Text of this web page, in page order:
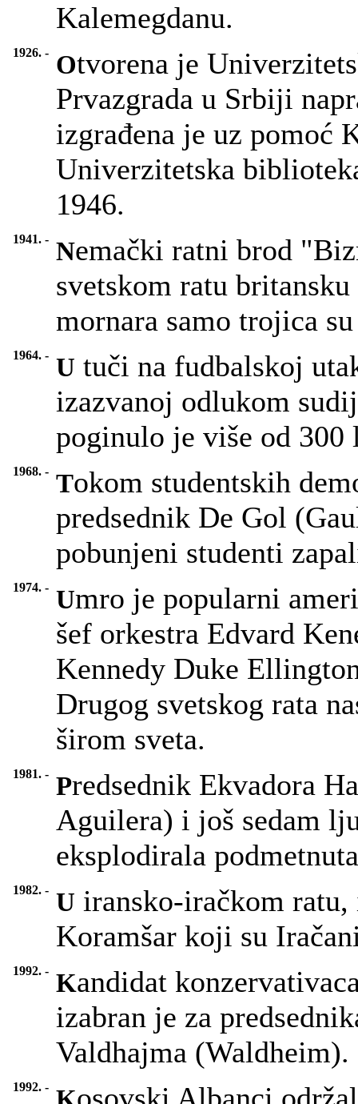
Kalemegdanu.
1926. - Otvorena je
Prvazgrada u Srbiji
izgrađena je uz pomoć
Univerzitetska
1946.
1941. - Nemački ratni brod
svetskom ratu
mornara samo trojica
1964. - U tuči na fudbalskoj
izazvanoj odlukom
poginulo je više od 300
1968. - Tokom studentskih
predsednik De Gol
pobunjeni studenti
1974. - Umro je popularni
šef orkestra Edvard
Kennedy Duke
Drugog svetskog rata
širom sveta.
1981. - Predsednik Ekvadora
Aguilera) i još sedam
eksplodirala
1982. - U iransko-iračkom
Koramšar koji su
1992. - Kandidat
izabran je za
Valdhajma (Waldheim).
1992. -